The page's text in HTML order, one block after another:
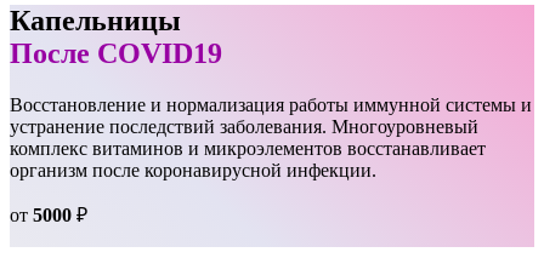
Капельницы
После COVID19
Восстановление и нормализация работы иммунной системы и
устранение последствий заболевания. Многоуровневый
комплекс витаминов и микроэлементов восстанавливает
организм после коронавирусной инфекции.
от 5000 ₽